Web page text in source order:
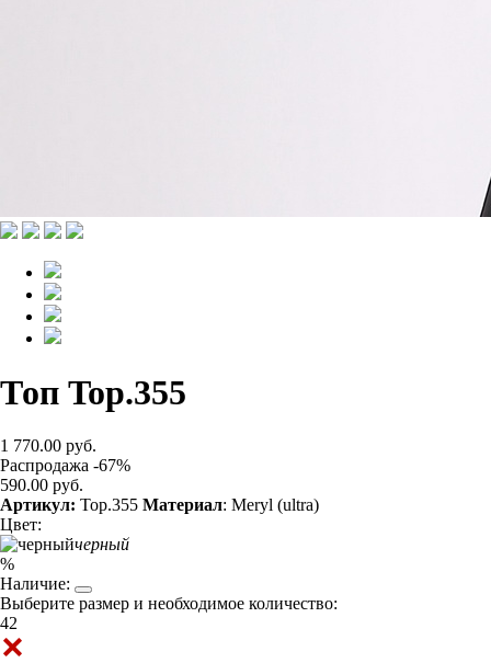
Топ Top.355
1 770.00 руб.
Распродажа -67%
590.00 руб.
Артикул: Top.355 Материал: Meryl (ultra)
Цвет:
черный
%
Наличие:
Выберите размер и необходимое количество:
42